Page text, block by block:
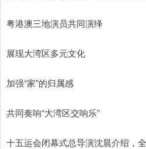
粤港澳三地演员共同演绎
展现大湾区多元文化
加强“家”的归属感
共同奏响“大湾区交响乐”
十五运会闭幕式总导演沈晨介绍，